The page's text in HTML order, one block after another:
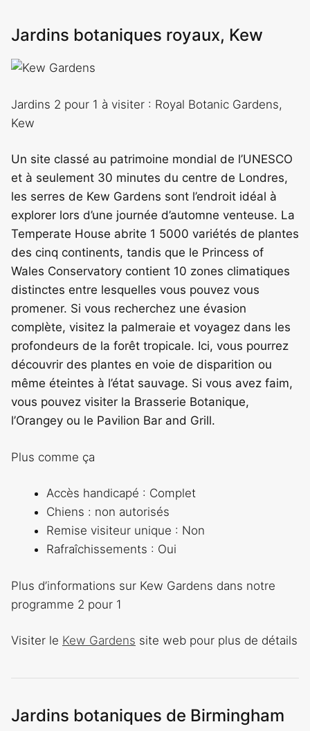
Jardins botaniques royaux, Kew
Jardins 2 pour 1 à visiter : Royal Botanic Gardens,
Kew
Un site classé au patrimoine mondial de l’UNESCO
et à seulement 30 minutes du centre de Londres,
les serres de Kew Gardens sont l’endroit idéal à
explorer lors d’une journée d’automne venteuse. La
Temperate House abrite 1 5000 variétés de plantes
des cinq continents, tandis que le Princess of
Wales Conservatory contient 10 zones climatiques
distinctes entre lesquelles vous pouvez vous
promener. Si vous recherchez une évasion
complète, visitez la palmeraie et voyagez dans les
profondeurs de la forêt tropicale. Ici, vous pourrez
découvrir des plantes en voie de disparition ou
même éteintes à l’état sauvage. Si vous avez faim,
vous pouvez visiter la Brasserie Botanique,
l’Orangey ou le Pavilion Bar and Grill.
Plus comme ça
Accès handicapé : Complet
Chiens : non autorisés
Remise visiteur unique : Non
Rafraîchissements : Oui
Plus d’informations sur Kew Gardens dans notre
programme 2 pour 1
Visiter le Kew Gardens site web pour plus de détails
Jardins botaniques de Birmingham